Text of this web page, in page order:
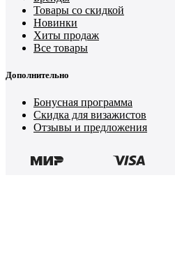
Товары со скидкой
Новинки
Хиты продаж
Все товары
Дополнительно
Бонусная программа
Скидка для визажистов
Отзывы и предложения